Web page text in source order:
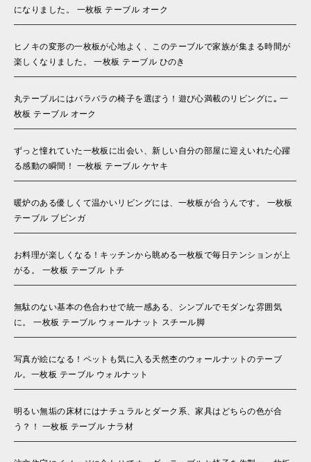
になりました。 一枚板 テーブル オーク
ヒノキの変形の一枚板が心地よく、このテーブルで家族が集まる時間が
楽しくなりました。 一枚板 テーブル ひのき
丸テーブルにはバラバラの椅子を選ぼう！遊び心満載のリビングに｡ 一
枚板 テーブル オーク
ずっと憧れていた一枚板に出会い、新しい自分の部屋に迎えいれた心躍
る感動の瞬間！ 一枚板 テーブル ケヤキ
暖炉のある優しくて温かいリビングには、一枚板が合うんです。 一枚板
テーブル ブビンガ
お料理が楽しくなる！キッチンから眺める一枚板で毎日テンションが上
がる。 一枚板 テーブル トチ
無駄のない基本の色合わせで統一感ある、シンプルでモダンな雰囲気
に。 一枚板 テーブル ウォールナット スチール脚
写真が絵になる！ペットも気に入る天然杢のウォールナットのテーブ
ル。一枚板 テーブル ウォルナット
明るい無垢の床材にはナチュラルとダーク系、家具はどちらの色が合
う？！ 一枚板 テーブル ナラ材